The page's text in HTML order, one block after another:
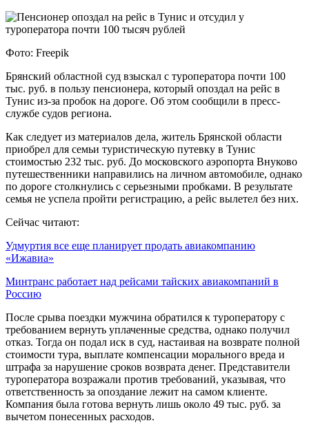
Фото: Freepik
Брянский областной суд взыскал с туроператора почти 100
тыс. руб. в пользу пенсионера, который опоздал на рейс в
Тунис из-за пробок на дороге. Об этом сообщили в пресс-
службе судов региона.
Как следует из материалов дела, житель Брянской области
приобрел для семьи туристическую путевку в Тунис
стоимостью 232 тыс. руб. До московского аэропорта Внуково
путешественники направились на личном автомобиле, однако
по дороге столкнулись с серьезными пробками. В результате
семья не успела пройти регистрацию, а рейс вылетел без них.
Сейчас читают:
Удмуртия все еще планирует продать авиакомпанию
«Ижавиа»
Минтранс работает над рейсами тайских авиакомпаний в
Россию
После срыва поездки мужчина обратился к туроператору с
требованием вернуть уплаченные средства, однако получил
отказ. Тогда он подал иск в суд, настаивая на возврате полной
стоимости тура, выплате компенсации морального вреда и
штрафа за нарушение сроков возврата денег. Представители
туроператора возражали против требований, указывая, что
ответственность за опоздание лежит на самом клиенте.
Компания была готова вернуть лишь около 49 тыс. руб. за
вычетом понесенных расходов.